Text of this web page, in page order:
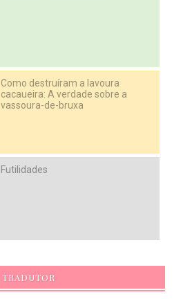
Como destruíram a lavoura
cacaueira: A verdade sobre a
vassoura-de-bruxa
Futilidades
TRADUTOR